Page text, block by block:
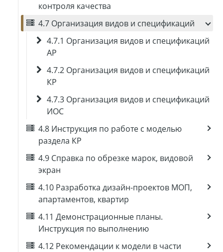
контроля качества
4.7 Организация видов и спецификаций
4.7.1 Организация видов и спецификаций
АР
4.7.2 Организация видов и спецификаций
КР
4.7.3 Организация видов и спецификаций
ИОС
4.8 Инструкция по работе с моделью
раздела КР
4.9 Справка по обрезке марок, видовой
экран
4.10 Разработка дизайн-проектов МОП,
апартаментов, квартир
4.11 Демонстрационные планы.
Инструкция по выполнению
4.12 Рекомендации к модели в части